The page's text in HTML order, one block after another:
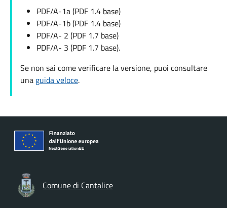
PDF/A-1a (PDF 1.4 base)
PDF/A-1b (PDF 1.4 base)
PDF/A- 2 (PDF 1.7 base)
PDF/A- 3 (PDF 1.7 base).
Se non sai come verificare la versione, puoi consultare
una guida veloce.
Comune di Cantalice